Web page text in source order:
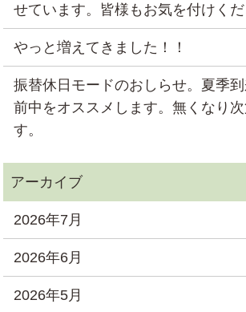
せています。皆様もお気を付けくだ
やっと増えてきました！！
振替休日モードのおしらせ。夏季
前中をオススメします。無くなり
す。
2026年7月
2026年6月
2026年5月